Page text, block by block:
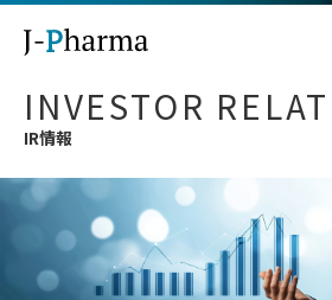
INVESTOR
IR情報